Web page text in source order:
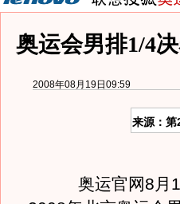
奥运会男排1/4
2008年08月19日09:59
来源：第
奥运官网8月19